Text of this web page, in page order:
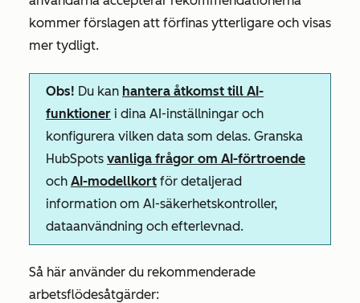
kommer förslagen att förfinas ytterligare och visas
mer tydligt.
Obs! Du kan hantera åtkomst till AI-
funktioner i dina AI-inställningar och
konfigurera vilken data som delas. Granska
HubSpots vanliga frågor om AI-förtroende
och AI-modellkort för detaljerad
information om AI-säkerhetskontroller,
dataanvändning och efterlevnad.
Så här använder du rekommenderade
arbetsflödesåtgärder: